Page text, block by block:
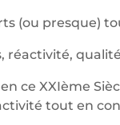
(ou presque)
réactivité,
ce XXIème
tout en